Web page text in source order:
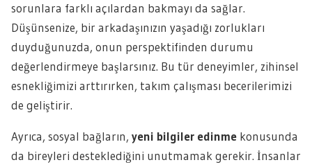
sorunlara farklı açılardan bakmayı da sağlar.
Düşünsenize, bir arkadaşınızın yaşadığı zorlukları
duyduğunuzda, onun perspektifinden durumu
değerlendirmeye başlarsınız. Bu tür deneyimler, zihinsel
esnekliğimizi arttırırken, takım çalışması becerilerimizi
de geliştirir.
Ayrıca, sosyal bağların, yeni bilgiler edinme konusunda
da bireyleri desteklediğini unutmamak gerekir. İnsanlar